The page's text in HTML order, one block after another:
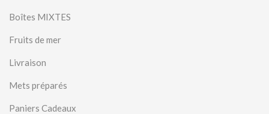
Boîtes MIXTES
Fruits de mer
Livraison
Mets préparés
Paniers Cadeaux